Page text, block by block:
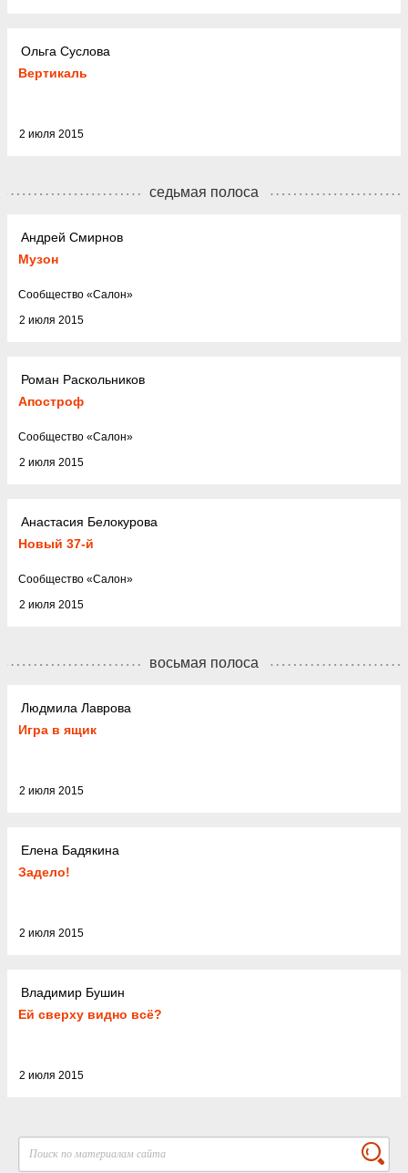
Ольга Суслова
Вертикаль
2 июля 2015
седьмая полоса
Андрей Смирнов
Музон
2 июля 2015
Cообщество «Салон»
Роман Раскольников
Апостроф
2 июля 2015
Cообщество «Салон»
Анастасия Белокурова
Новый 37-й
2 июля 2015
Cообщество «Салон»
восьмая полоса
Людмила Лаврова
Игра в ящик
2 июля 2015
Елена Бадякина
Задело!
2 июля 2015
Владимир Бушин
Ей сверху видно всё?
2 июля 2015